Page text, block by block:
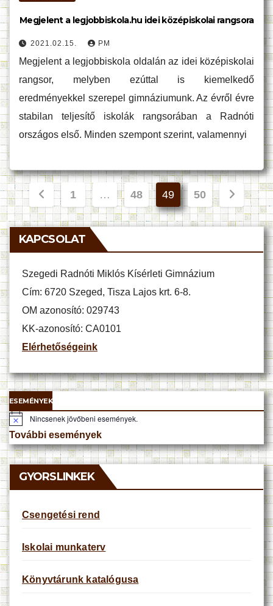
Megjelent a legjobbiskola.hu idei középiskolai rangsora
2021.02.15. PM
Megjelent a legjobbiskola oldalán az idei középiskolai
rangsor, melyben ezúttal is kiemelkedő
eredményekkel szerepel gimnáziumunk. Az évről évre
stabilan teljesítő iskolák rangsorában a Radnóti
országos első. Minden szempont szerint, valamennyi
Bejegyzések
lapozása
1 … 48 49 50
KAPCSOLAT
Szegedi Radnóti Miklós Kísérleti Gimnázium
Cím: 6720 Szeged, Tisza Lajos krt. 6-8.
OM azonosító: 029743
KK-azonosító: CA0101
Elérhetőségeink
ESEMÉNYEK
N
o
t
i
c
e
Nincsenek jövőbeni események.
További események
GYORSLINKEK
Csengetési rend
Iskolai munkaterv
Könyvtárunk katalógusa